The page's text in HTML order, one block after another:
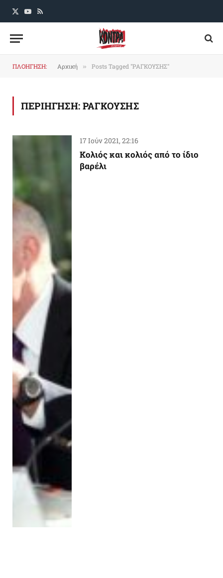
X
YouTube
RSS
ΠΛΟΗΓΗΣΗ: Αρχική » Posts Tagged "ΡΑΓΚΟΥΣΗΣ"
ΠΕΡΙΗΓΗΣΗ:ΡΑΓΚΟΥΣΗΣ
17 Ιούν 2021, 22:16
Κολιός και κολιός από το ίδιο
βαρέλι